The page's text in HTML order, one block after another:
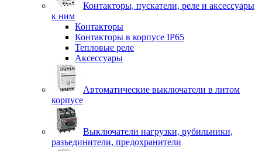
Контакторы, пускатели, реле и аксессуары
к ним
Контакторы
Контакторы в корпусе IP65
Тепловые реле
Аксессуары
Автоматические выключатели в литом
корпусе
Выключатели нагрузки, рубильники,
разъединители, предохранители